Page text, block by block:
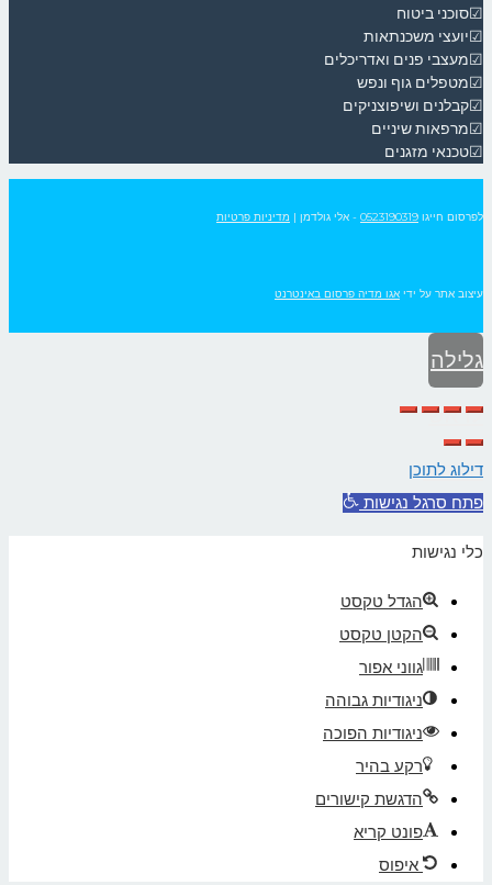
☑סוכני ביטוח
☑יועצי משכנתאות
☑מעצבי פנים ואדריכלים
☑מטפלים גוף ונפש
☑קבלנים ושיפוצניקים
☑מרפאות שיניים
☑טכנאי מזגנים
לפרסום חייגו 0523190319 - אלי גולדמן | מדיניות פרטיות
עיצוב אתר על ידי אגו מדיה פרסום באינטרנט
גלילה
לראש
העמוד
דילוג לתוכן
פתח סרגל נגישות
כלי נגישות
הגדל טקסט
הקטן טקסט
גווני אפור
ניגודיות גבוהה
ניגודיות הפוכה
רקע בהיר
הדגשת קישורים
פונט קריא
איפוס